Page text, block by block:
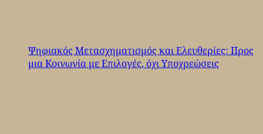
Ψηφιακός Μετασχηματισμός και Ελευθερίες: Προς
μια Κοινωνία με Επιλογές, όχι Υποχρεώσεις